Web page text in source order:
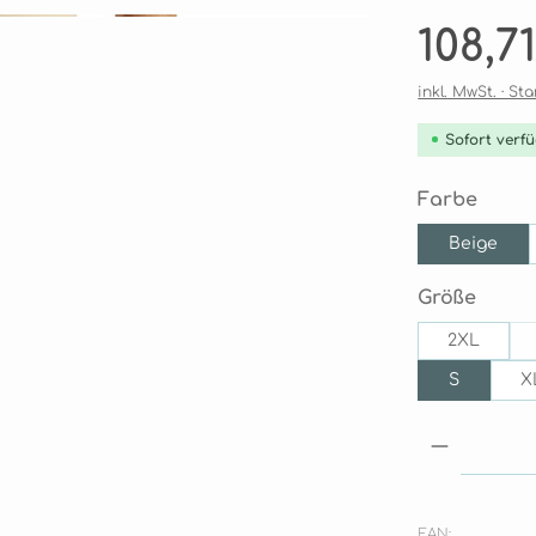
Regulärer
inkl. MwSt. ·
Sofort
Farbe
Beige
Größe
2XL
S XL